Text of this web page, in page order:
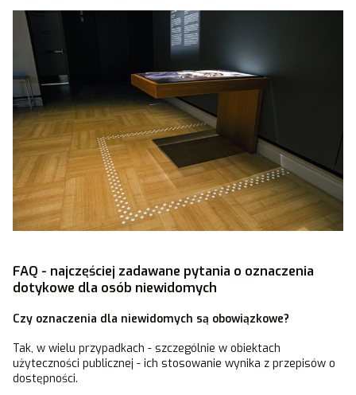
FAQ - najczęściej zadawane pytania o oznaczenia
dotykowe dla osób niewidomych
Czy oznaczenia dla niewidomych są obowiązkowe?
Tak, w wielu przypadkach - szczególnie w obiektach
użyteczności publicznej - ich stosowanie wynika z przepisów o
dostępności.